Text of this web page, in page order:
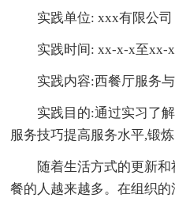
实践单位: xxx有限公司
实践时间: xx-x-x至xx-
实践内容:西餐厅服务与
实践目的:通过实习了解
服务技巧提高服务水平,锻
随着生活方式的更新和
餐的人越来越多。在组织